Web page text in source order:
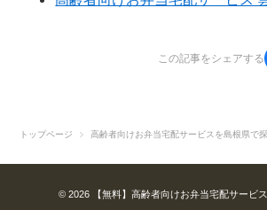
この記事をシェアする
トップページ 高齢者向けお弁当宅配サービスを島根県で
© 2026 【無料】高齢者向けお弁当宅配サービ